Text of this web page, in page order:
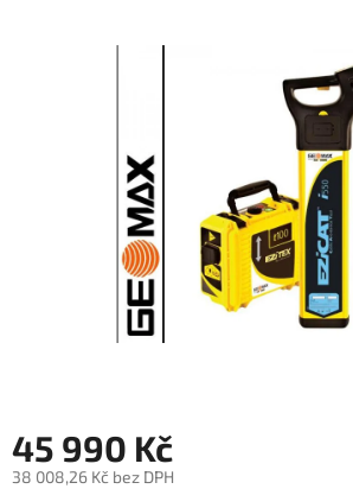
45 990 Kč
38 008,26 Kč bez DPH